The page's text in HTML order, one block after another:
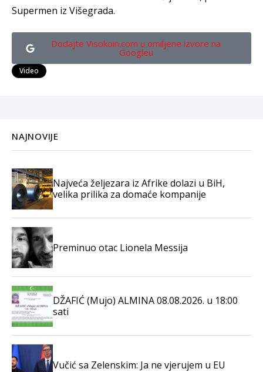
Supermen iz Višegrada.
Dodajte Visokoin.com u omiljene izvore na
Googleu
Video
NAJNOVIJE
Najveća željezara iz Afrike dolazi u BiH,
velika prilika za domaće kompanije
Preminuo otac Lionela Messija
DŽAFIĆ (Mujo) ALMINA 08.08.2026. u 18:00
sati
Vučić sa Zelenskim: Ja ne vjerujem u EU